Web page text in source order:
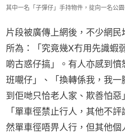
其中一名「子彈仔」手持物件，掟向一名公
片段被廣傳上網後，不少網
所為：「究竟幾X冇用先識蝦
啲古惑仔搞」。有人亦感到
班𡃁仔」、「換轉係我，我
到佢哋只恰老人家、欺善怕惡
「單車徑禁止行人，其他不
然單車徑唔畀人行，但其他個